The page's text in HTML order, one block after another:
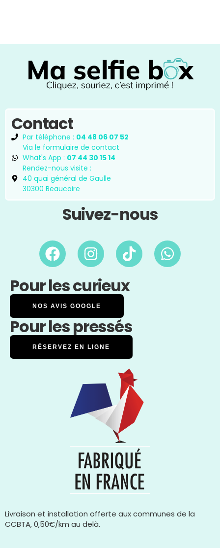
Contact
Par téléphone : 04 48 06 07 52
Via le formulaire de contact
What's App : 07 44 30 15 14
Rendez-nous visite :
40 quai général de Gaulle
30300 Beaucaire
Suivez-nous
Pour les curieux
NOS AVIS GOOGLE
Pour les pressés
RÉSERVEZ EN LIGNE
Livraison et installation offerte aux communes de la
CCBTA, 0,50€/km au delà.